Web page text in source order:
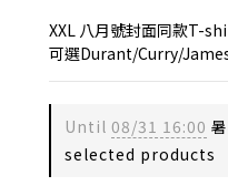
XXL 八月號封面同款T-
可選Durant/Curry/
Until 08/31 16:00
selected products